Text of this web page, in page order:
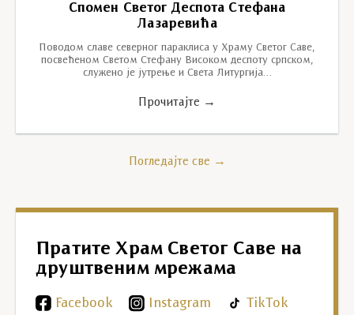
Спомен Светог Деспота Стефана
Лазаревића
Поводом славе северног параклиса у Храму Светог Саве,
посвећеном Светом Стефану Високом деспоту српском,
служено је јутрење и Света Литургија…
Прочитајте →
Погледајте све →
Пратите Храм Светог Саве на
друштвеним мрежама
Facebook Instagram TikTok